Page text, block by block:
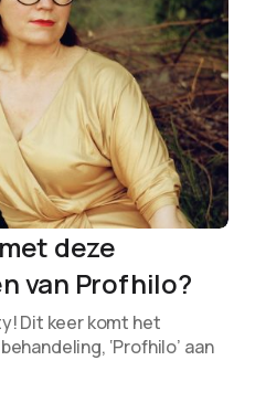
deze
van Profhilo?
Dit keer komt het
‘Profhilo’ aan